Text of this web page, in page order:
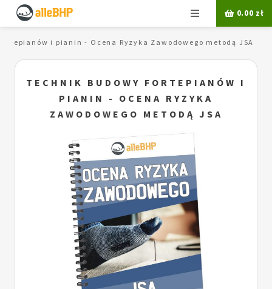
Menu 0.00 zł
i pianin - Ocena Ryzyka Zawodowego metodą JSA
TECHNIK BUDOWY FORTEPIANÓW I
PIANIN - OCENA RYZYKA
ZAWODOWEGO METODĄ JSA